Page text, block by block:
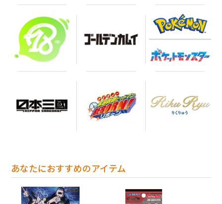
あなたにおすすめのアイテム